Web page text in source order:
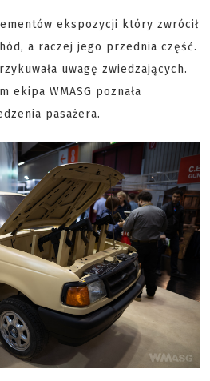
ekspozycji który zwrócił
a raczej jego przednia część.
uwagę zwiedzających.
WMASG poznała
pasażera.